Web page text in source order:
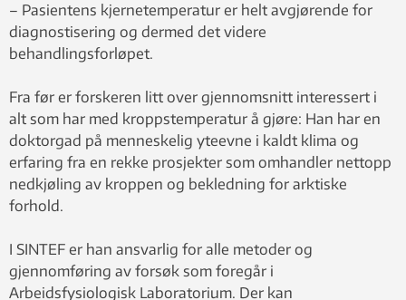
– Pasientens kjernetemperatur er helt avgjørende for
diagnostisering og dermed det videre
behandlingsforløpet.
Fra før er forskeren litt over gjennomsnitt interessert i
alt som har med kroppstemperatur å gjøre: Han har en
doktorgad på menneskelig yteevne i kaldt klima og
erfaring fra en rekke prosjekter som omhandler nettopp
nedkjøling av kroppen og bekledning for arktiske
forhold.
I SINTEF er han ansvarlig for alle metoder og
gjennomføring av forsøk som foregår i
Arbeidsfysiologisk Laboratorium. Der kan